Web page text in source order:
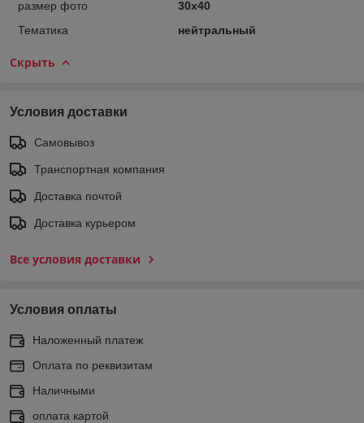
размер фото
30х40
Тематика
нейтральный
Скрыть
Условия доставки
Самовывоз
Транспортная компания
Доставка почтой
Доставка курьером
Все условия доставки
Условия оплаты
Наложенный платеж
Оплата по реквизитам
Наличными
оплата картой